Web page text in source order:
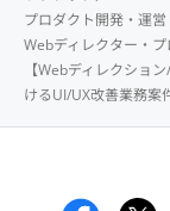
プロダクト開発・運営
Webディレクター・
【Webディレクショ
けるUI/UX改善業務案